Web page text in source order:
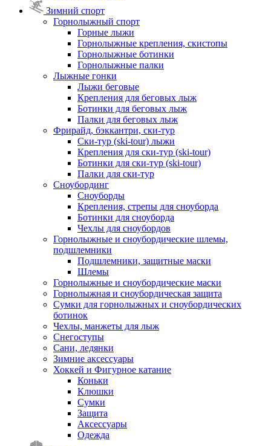
Зимний спорт
Горнолыжный спорт
Горные лыжи
Горнолыжные крепления, скистопы
Горнолыжные ботинки
Горнолыжные палки
Лыжные гонки
Лыжи беговые
Крепления для беговых лыж
Ботинки для беговых лыж
Палки для беговых лыж
Фрирайд, бэккантри, ски-тур
Ски-тур (ski-tour) лыжи
Крепления для ски-тур (ski-tour)
Ботинки для ски-тур (ski-tour)
Палки для ски-тур
Сноубординг
Сноуборды
Крепления, стрепы для сноуборда
Ботинки для сноуборда
Чехлы для сноубордов
Горнолыжные и сноубордические шлемы,
подшлемники
Подшлемники, защитные маски
Шлемы
Горнолыжные и сноубордические маски
Горнолыжная и сноубордическая защита
Сумки для горнолыжных и сноубордических
ботинок
Чехлы, манжеты для лыж
Снегоступы
Сани, ледянки
Зимние аксессуары
Хоккей и Фигурное катание
Коньки
Клюшки
Сумки
Защита
Аксессуары
Одежда